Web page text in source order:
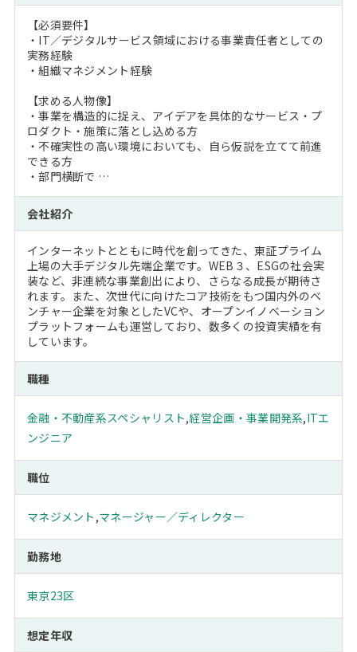
【必須要件】
・IT／デジタルサービス領域における事業責任者としての
実務経験
・組織マネジメント経験
【求める人物像】
・事業を構造的に捉え、アイデアを具体的なサービス・プ
ロダクト・施策に落とし込める方
・不確実性の高い環境においても、自ら仮説を立てて前進
できる方
・部門横断で …
会社紹介
インターネットとともに時代を創ってきた、東証プライム
上場の大手デジタル先端企業です。WEB３、ESGの社会実
装など、非連続な事業創出により、さらなる成長が期待さ
れます。また、次世代に向けたコア技術をもつ国内外のベ
ンチャー企業を対象としたVCや、オープンイノベーション
プラットフォームも運営しており、数多くの投資実績を有
しています。
職種
金融・不動産系スペシャリスト,経営企画・事業開発系,ITエ
ンジニア
職位
マネジメント ,マネージャー／ディレクター
勤務地
東京23区
想定年収